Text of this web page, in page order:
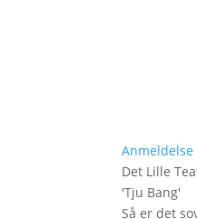
Anmeldelse
Det Lille
'Tju Bang'
Så er det